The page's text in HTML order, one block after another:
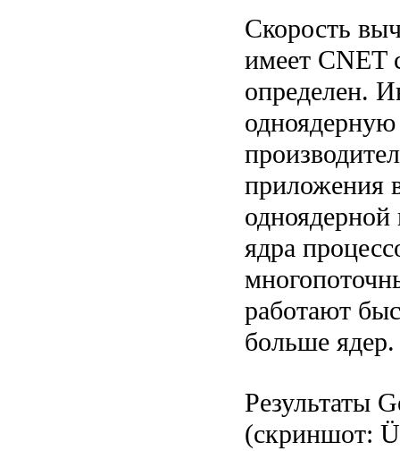
Скорость
имеет CNET
определен.
приложения
одноядерной
ядра
работают
больше ядер.
Результаты
(скриншот: